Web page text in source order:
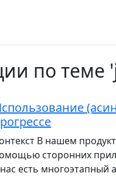
по теме
В нашем
сторонних
есть многоэтапный